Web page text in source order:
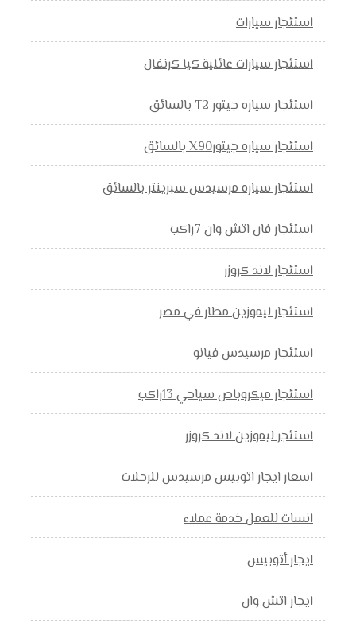
استئجار سيارات
استئجار سيارات عائلية كيا كرنفال
استئجار سياره جيتور T2 بالسائق
استئجار سياره جيتورX90 بالسائق
استئجار سياره مرسيدس سبرينتر بالسائق
استئجار فان اتش وان 7راكب
استئجار لاند كروزر
استئجار ليموزين مطار في مصر
استئجار مرسيدس فيانو
استئجار ميكروباص سياحي 13راكب
استئجر ليموزين لاند كروزر
اسعار ايجار اتوبيس مرسيدس للرحلات
انسات للعمل خدمة عملاء
ايجار أتوبيس
ايجار اتش وان